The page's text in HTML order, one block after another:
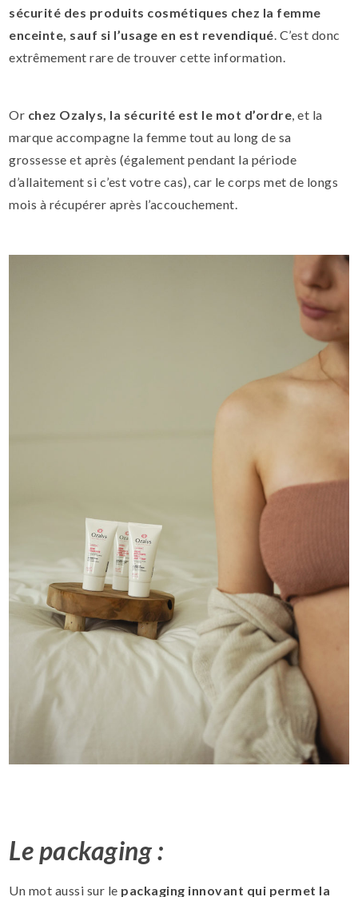
sécurité des produits cosmétiques chez la femme
enceinte, sauf si l’usage en est revendiqué . C’est donc
extrêmement rare de trouver cette information.
Or chez Ozalys, la sécurité est le mot d’ordre , et la
marque accompagne la femme tout au long de sa
grossesse et après (également pendant la période
d’allaitement si c’est votre cas), car le corps met de longs
mois à récupérer après l’accouchement.
Le packaging :
Un mot aussi sur le packaging innovant qui permet la